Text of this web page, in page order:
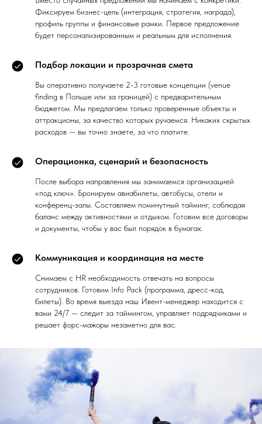
Фиксируем бизнес-цель (интеграция, стратегия, награда),
профиль группы и финансовые рамки. Первое предложение
будет персонализированным и реальным для исполнения.
Подбор локации и прозрачная смета
Вы оперативно получаете 2-3 готовые концепции (venue
finding в Польше или за границей) с предварительным
бюджетом. Мы предлагаем только проверенные объекты и
аттракционы, за качество которых ручаемся. Никаких скрытых
расходов — вы точно знаете, за что платите.
Операционка, сценарий и безопасность
После выбора направления мы занимаемся организацией
«под ключ». Бронируем авиабилеты, автобусы, отели и
конференц-залы. Составляем поминутный тайминг, соблюдая
баланс между активностями и отдыхом. Готовим все договоры
и документы, чтобы у вас был порядок в бумагах.
Коммуникация и координация на месте
Снимаем с HR необходимость отвечать на вопросы
сотрудников. Готовим Info Pack (программа, дресс-код,
билеты). Во время выезда наш Ивент-менеджер находится с
вами 24/7 — следит за таймингом, управляет подрядчиками и
решает форс-мажоры незаметно для вас.